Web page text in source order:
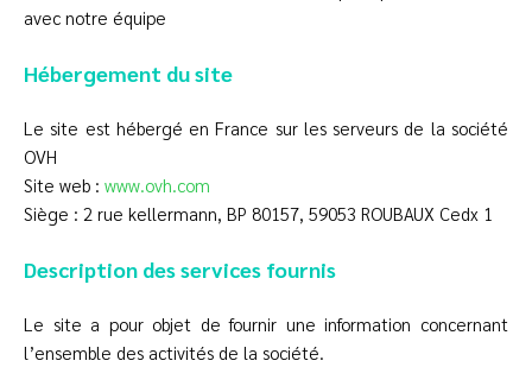
avec notre équipe
Hébergement du site
Le site est hébergé en France sur les serveurs de la société
OVH
Site web : www.ovh.com
Siège : 2 rue kellermann, BP 80157, 59053 ROUBAUX Cedx 1
Description des services fournis
Le site a pour objet de fournir une information concernant
l’ensemble des activités de la société.